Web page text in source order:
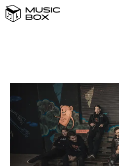
DOMAĆA GLAZBA
STRANA GLAZBA
FILM